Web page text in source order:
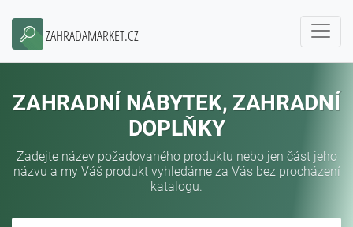
ZAHRADAMARKET.CZ
ZAHRADNÍ NÁBYTEK, ZAHRADNÍ
DOPLŇKY
Zadejte název požadovaného produktu nebo jen část jeho
názvu a my Váš produkt vyhledáme za Vás bez procházení
katalogu.